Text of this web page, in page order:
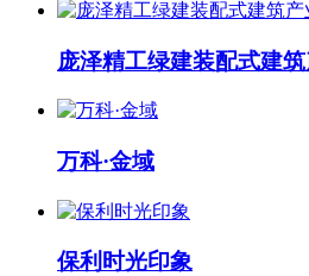
庞泽精工绿建装配式建
万科·金域
保利时光印象